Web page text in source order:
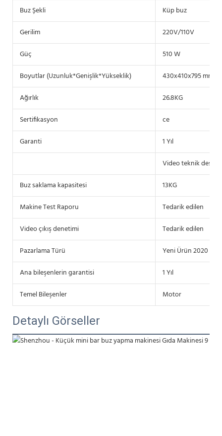
Buz Şekli
Küp buz
Gerilim
220V/110V
Güç
510 W
Boyutlar (Uzunluk*Genişlik*Yükseklik)
430x410x795 mm
Ağırlık
26.8KG
Sertifikasyon
ce
Garanti
1 Yıl
Video teknik
Buz saklama kapasitesi
13KG
Makine Test Raporu
Tedarik edilen
Video çıkış denetimi
Tedarik edilen
Pazarlama Türü
Yeni Ürün 2020
Ana bileşenlerin garantisi
1 Yıl
Temel Bileşenler
Motor
Detaylı Görseller